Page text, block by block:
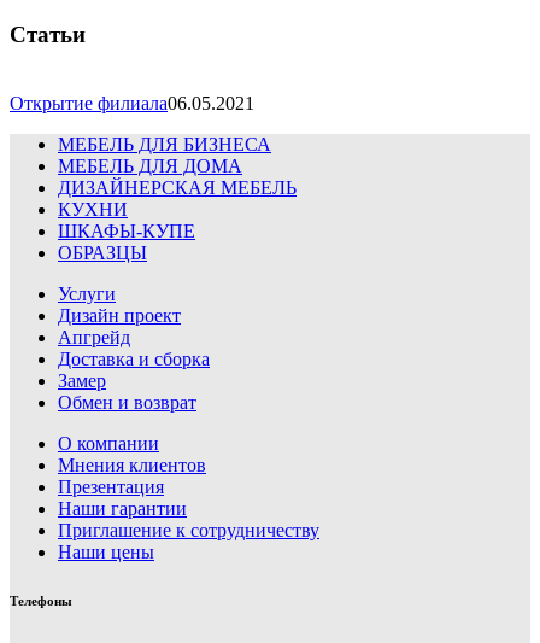
Статьи
Открытие филиала06.05.2021
МЕБЕЛЬ ДЛЯ БИЗНЕСА
МЕБЕЛЬ ДЛЯ ДОМА
ДИЗАЙНЕРСКАЯ МЕБЕЛЬ
КУХНИ
ШКАФЫ-КУПЕ
ОБРАЗЦЫ
Услуги
Дизайн проект
Апгрейд
Доставка и сборка
Замер
Обмен и возврат
О компании
Мнения клиентов
Презентация
Наши гарантии
Приглашение к сотрудничеству
Наши цены
Телефоны